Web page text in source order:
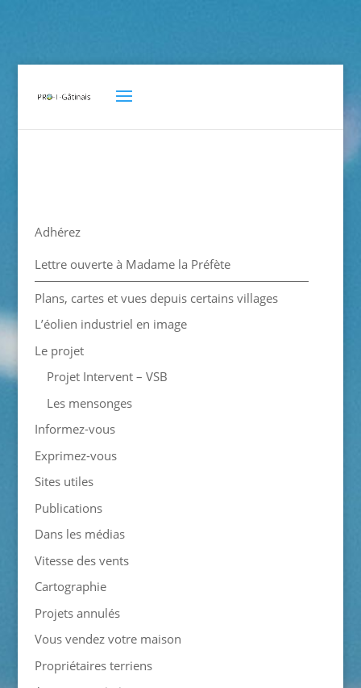
Adhérez
Lettre ouverte à Madame la Préfète
Plans, cartes et vues depuis certains villages
L’éolien industriel en image
Le projet
Projet Intervent – VSB
Les mensonges
Informez-vous
Exprimez-vous
Sites utiles
Publications
Dans les médias
Vitesse des vents
Cartographie
Projets annulés
Vous vendez votre maison
Propriétaires terriens